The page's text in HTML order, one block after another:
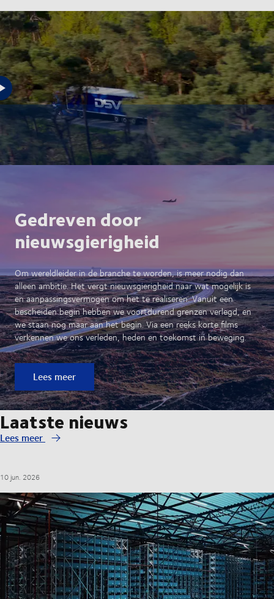
Gedreven door
nieuwsgierigheid
Om wereldleider in de branche te worden, is meer nodig dan
alleen ambitie. Het vergt nieuwsgierigheid naar wat mogelijk is
en aanpassingsvermogen om het te realiseren. Vanuit een
bescheiden begin hebben we voortdurend grenzen verlegd, en
we staan nog maar aan het begin. Via een reeks korte films
verkennen we ons verleden, heden en toekomst in beweging.
Lees meer
Laatste nieuws
Lees meer
10 jun. 2026